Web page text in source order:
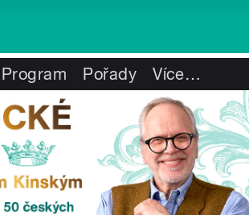
Program Pořady Více…